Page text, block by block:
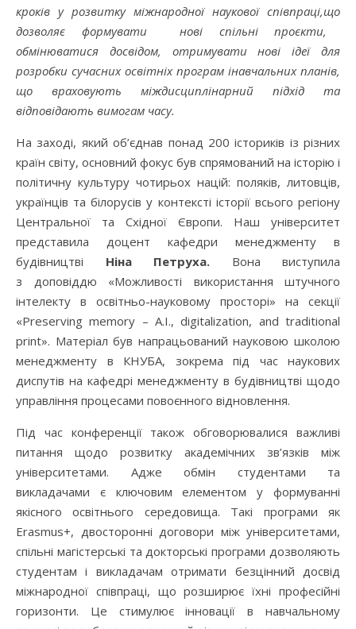
кроків у розвитку міжнародної наукової співпраці,що
дозволяє формувати нові спільні проєкти,
обмінюватися досвідом, отримувати нові ідеї для
розробки сучаснихосвітніхпрограм інавчальних планів,
що враховують міждисциплінарний підхід та
відповідають вимогам часу.
На заході, який об’єднав понад 200 істориків із різних
країн світу, основний фокус був спрямований на історію і
політичну культуру чотирьох націй: поляків, литовців,
українців та білорусів у контексті історії всього регіону
Центральної та Східної Європи. Наш університет
представила доцент кафедри менеджменту в
будівництві Ніна Петруха. Вона виступила
з доповіддю «Можливості використання штучного
інтелекту в освітньо-науковому просторі» на секції
«Preserving memory – A.I., digitalization, and traditional
print». Матеріал був напрацьований науковою школою
менеджменту в КНУБА, зокрема під час наукових
диспутів на кафедрі менеджменту в будівництві щодо
управління процесами повоєнного відновлення.
Під час конференції також обговорювалися важливі
питання щодо розвитку академічних зв’язків між
університетами. Адже обмін студентами та
викладачами є ключовим елементом у формуванні
якісного освітнього середовища. Такі програми як
Erasmus+, двосторонні договори між університетами,
спільні магістерські та докторські програми дозволяють
студентам і викладачам отримати безцінний досвід
міжнародної співпраці, що розширює їхні професійні
горизонти. Це стимулює інновації в навчальному